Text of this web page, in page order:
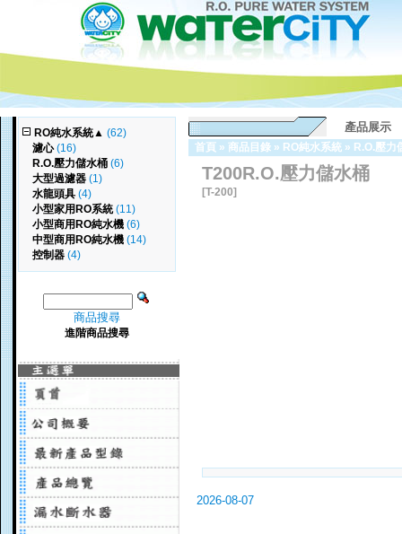
RO純水系統▲ (62)
濾心(16)
R.O.壓力儲水桶 (6)
大型過濾器 (1)
水龍頭具 (4)
小型家用RO系統(11)
小型商用RO純水機 (6)
中型商用RO純水機 (14)
控制器 (4)
商品搜尋
進階商品搜尋
產品展示
首頁 » 商品目錄 » RO純水系統 » R.O.壓力
T200R.O.壓力儲水桶
[T-200]
2026-08-07